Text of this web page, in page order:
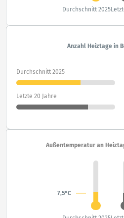
Durchschnitt 2025
Anzahl Heiztage in
Durchschnitt 2025
Letzte 20 Jahre
Außentemperatur an
7,5°C